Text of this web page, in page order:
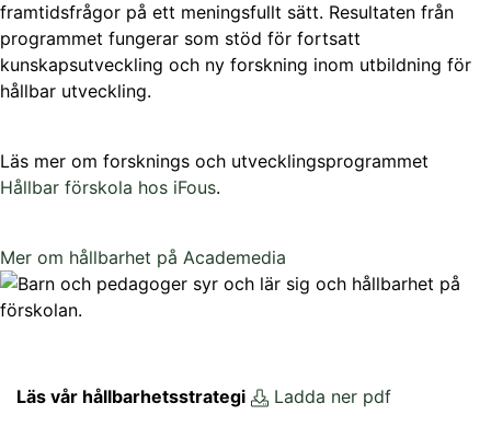
framtidsfrågor på ett meningsfullt sätt. Resultaten från
programmet fungerar som stöd för fortsatt
kunskapsutveckling och ny forskning inom utbildning för
hållbar utveckling.
Läs mer om forsknings och utvecklingsprogrammet
Hållbar förskola hos iFous.
Mer om hållbarhet på Academedia
Läs vår hållbarhetsstrategi Ladda ner pdf